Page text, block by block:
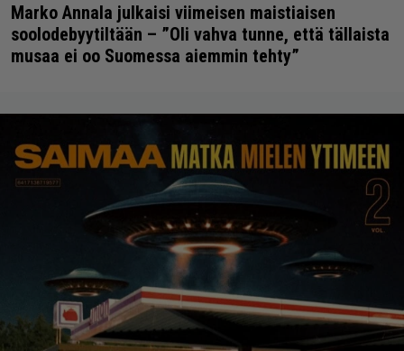
Marko Annala julkaisi viimeisen maistiaisen
soolodebyytiltään – ”Oli vahva tunne, että tällaista
musaa ei oo Suomessa aiemmin tehty”